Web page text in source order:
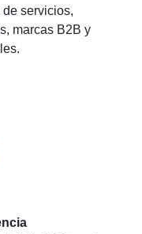
servicios,
marcas B2B y